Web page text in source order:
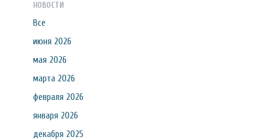
НОВОСТИ
Все
июня 2026
мая 2026
марта 2026
февраля 2026
января 2026
декабря 2025